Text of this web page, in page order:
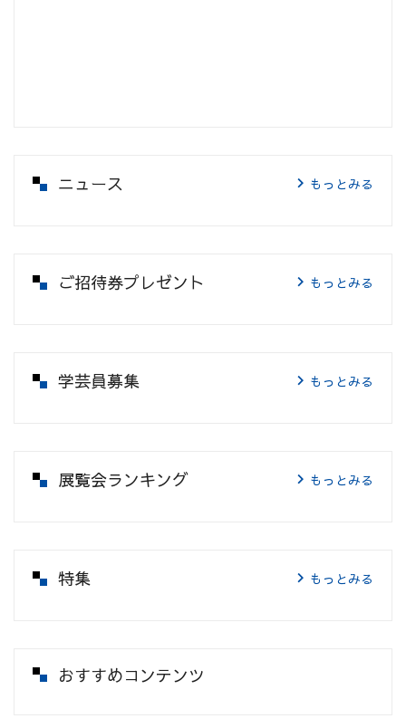
ニュース もっとみる
ご招待券プレゼント もっとみる
学芸員募集 もっとみる
展覧会ランキング もっとみる
特集 もっとみる
おすすめコンテンツ